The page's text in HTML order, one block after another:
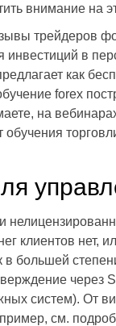
внимание на
трейдеров
инвестиций в
как
forex
на
обучения
клиентов нет,
в большей
систем). От
см.